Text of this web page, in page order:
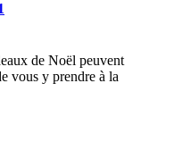
de Noël peuvent
vous y prendre à la